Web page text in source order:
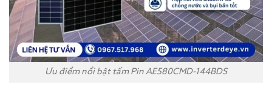
Ưu điểm nổi bật tấm Pin AE580CMD-144BDS